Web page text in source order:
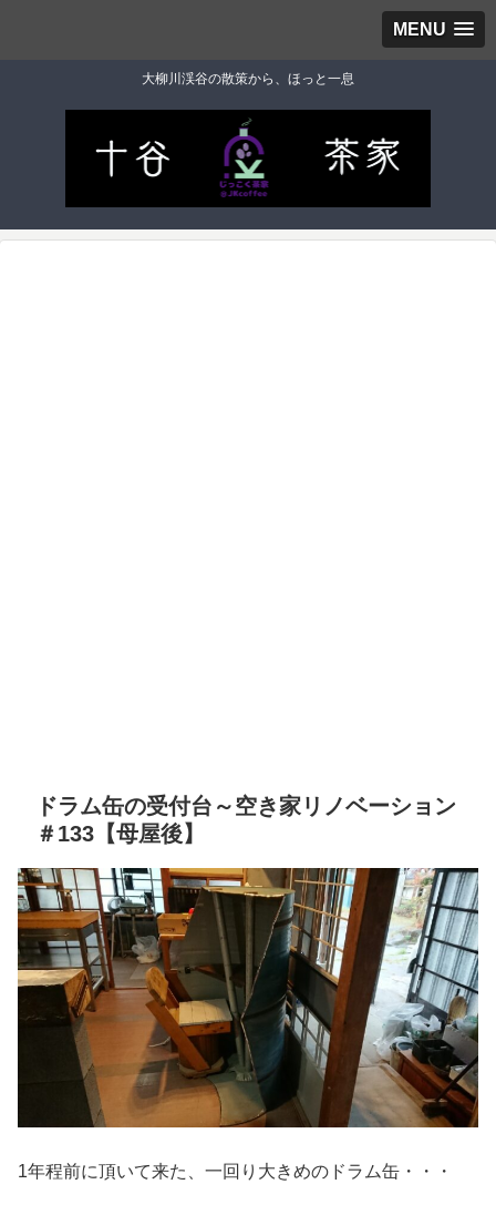
MENU
大柳川渓谷の散策から、ほっと一息
ドラム缶の受付台～空き家リノベーション
＃133【母屋後】
1年程前に頂いて来た、一回り大きめのドラム缶・・・